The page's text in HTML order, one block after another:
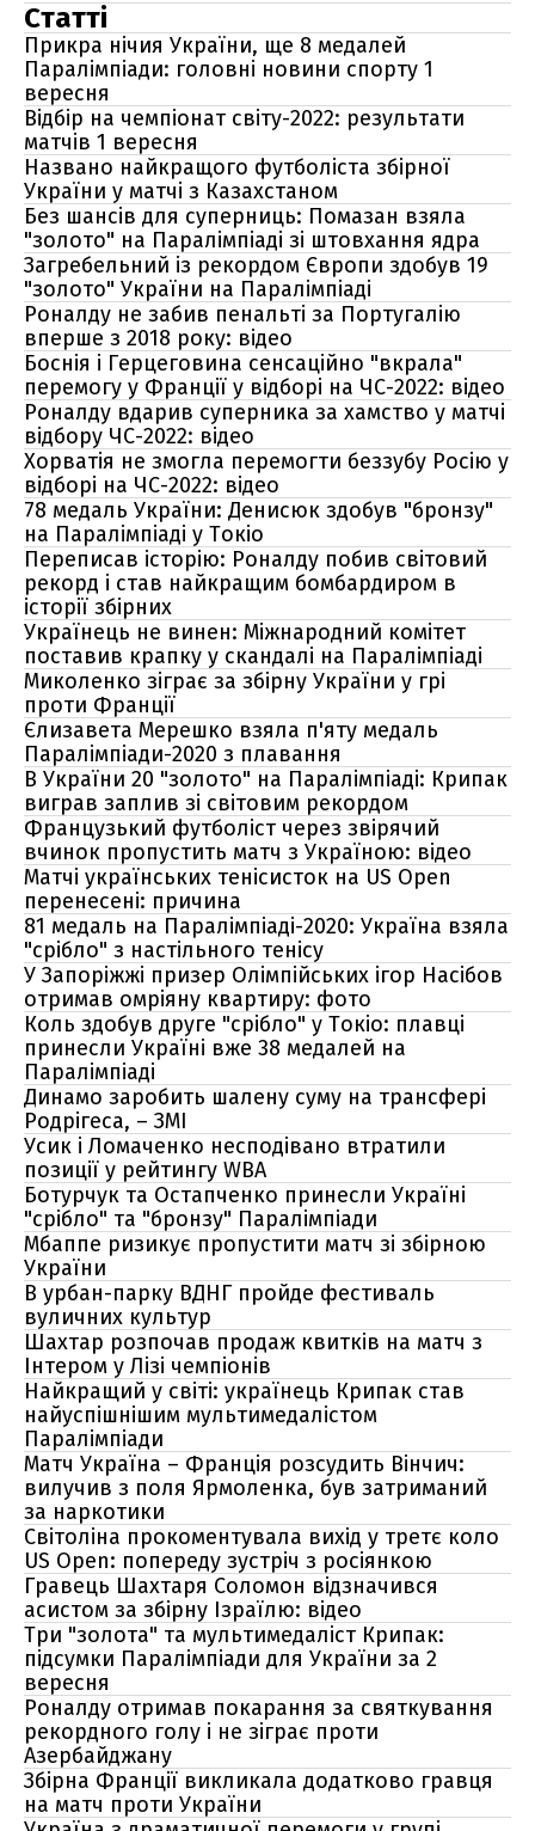
Статті
Прикра нічия України, ще 8 медалей
Паралімпіади: головні новини спорту 1
вересня
Відбір на чемпіонат світу-2022: результати
матчів 1 вересня
Названо найкращого футболіста збірної
України у матчі з Казахстаном
Без шансів для суперниць: Помазан взяла
"золото" на Паралімпіаді зі штовхання ядра
Загребельний із рекордом Європи здобув 19
"золото" України на Паралімпіаді
Роналду не забив пенальті за Португалію
вперше з 2018 року: відео
Боснія і Герцеговина сенсаційно "вкрала"
перемогу у Франції у відборі на ЧС-2022: відео
Роналду вдарив суперника за хамство у матчі
відбору ЧС-2022: відео
Хорватія не змогла перемогти беззубу Росію у
відборі на ЧС-2022: відео
78 медаль України: Денисюк здобув "бронзу"
на Паралімпіаді у Токіо
Переписав історію: Роналду побив світовий
рекорд і став найкращим бомбардиром в
історії збірних
Українець не винен: Міжнародний комітет
поставив крапку у скандалі на Паралімпіаді
Миколенко зіграє за збірну України у грі
проти Франції
Єлизавета Мерешко взяла п'яту медаль
Паралімпіади-2020 з плавання
В України 20 "золото" на Паралімпіаді: Крипак
виграв заплив зі світовим рекордом
Французький футболіст через звірячий
вчинок пропустить матч з Україною: відео
Матчі українських тенісисток на US Open
перенесені: причина
81 медаль на Паралімпіаді-2020: Україна взяла
"срібло" з настільного тенісу
У Запоріжжі призер Олімпійських ігор Насібов
отримав омріяну квартиру: фото
Коль здобув друге "срібло" у Токіо: плавці
принесли Україні вже 38 медалей на
Паралімпіаді
Динамо заробить шалену суму на трансфері
Родрігеса, – ЗМІ
Усик і Ломаченко несподівано втратили
позиції у рейтингу WBA
Ботурчук та Остапченко принесли Україні
"срібло" та "бронзу" Паралімпіади
Мбаппе ризикує пропустити матч зі збірною
України
В урбан-парку ВДНГ пройде фестиваль
вуличних культур
Шахтар розпочав продаж квитків на матч з
Інтером у Лізі чемпіонів
Найкращий у світі: українець Крипак став
найуспішнішим мультимедалістом
Паралімпіади
Матч Україна – Франція розсудить Вінчич:
вилучив з поля Ярмоленка, був затриманий
за наркотики
Світоліна прокоментувала вихід у третє коло
US Open: попереду зустріч з росіянкою
Гравець Шахтаря Соломон відзначився
асистом за збірну Ізраїлю: відео
Три "золота" та мультимедаліст Крипак:
підсумки Паралімпіади для України за 2
вересня
Роналду отримав покарання за святкування
рекордного голу і не зіграє проти
Азербайджану
Збірна Франції викликала додатково гравця
на матч проти України